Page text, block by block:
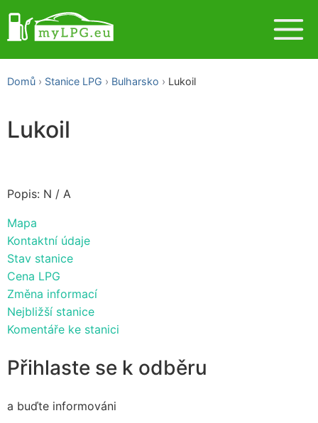
Domů Stanice LPG Bulharsko Lukoil
Lukoil
Popis: N / A
Mapa
Kontaktní údaje
Stav stanice
Cena LPG
Změna informací
Nejbližší stanice
Komentáře ke stanici
Přihlaste se k odběru
a buďte informováni